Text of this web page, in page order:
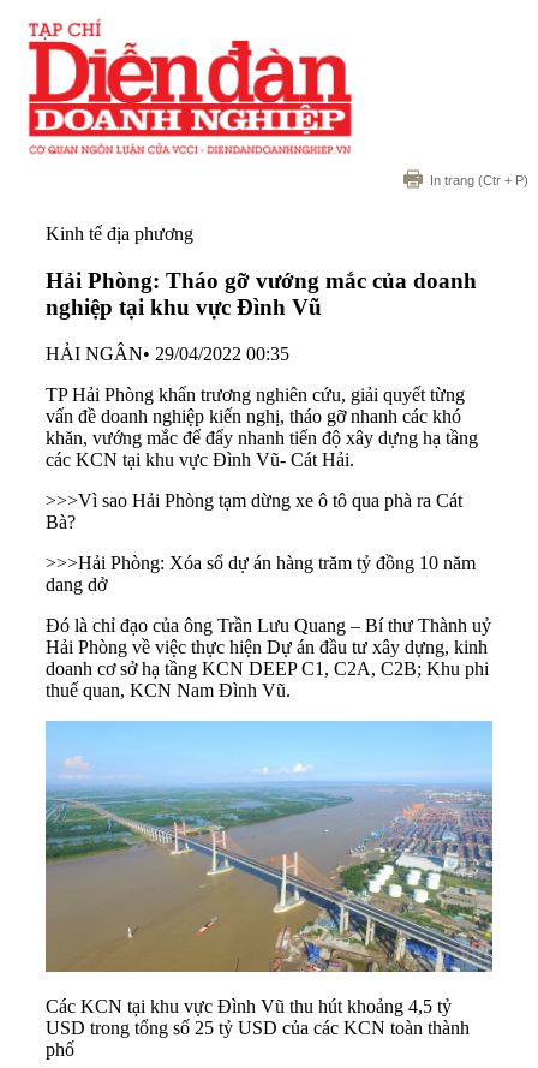
In trang (Ctr + P)
Kinh tế địa phương
Hải Phòng: Tháo gỡ vướng mắc của doanh
nghiệp tại khu vực Đình Vũ
HẢI NGÂN• 29/04/2022 00:35
TP Hải Phòng khẩn trương nghiên cứu, giải quyết từng
vấn đề doanh nghiệp kiến nghị, tháo gỡ nhanh các khó
khăn, vướng mắc để đẩy nhanh tiến độ xây dựng hạ tầng
các KCN tại khu vực Đình Vũ- Cát Hải.
>>>Vì sao Hải Phòng tạm dừng xe ô tô qua phà ra Cát
Bà?
>>>Hải Phòng: Xóa sổ dự án hàng trăm tỷ đồng 10 năm
dang dở
Đó là chỉ đạo của ông Trần Lưu Quang – Bí thư Thành uỷ
Hải Phòng về việc thực hiện Dự án đầu tư xây dựng, kinh
doanh cơ sở hạ tầng KCN DEEP C1, C2A, C2B; Khu phi
thuế quan, KCN Nam Đình Vũ.
Các KCN tại khu vực Đình Vũ thu hút khoảng 4,5 tỷ
USD trong tổng số 25 tỷ USD của các KCN toàn thành
phố